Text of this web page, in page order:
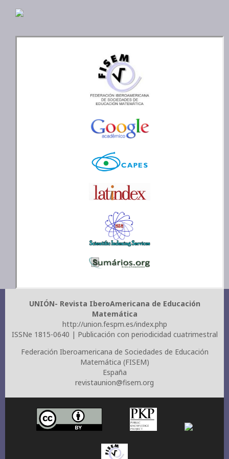
UNIÓN- Revista IberoAmericana de Educación
Matemática
http://union.fespm.es/index.php
ISSNe 1815-0640 | Publicación con periodicidad cuatrimestral
Federación Iberoamericana de Sociedades de Educación
Matemática (FISEM)
España
revistaunion@fisem.org